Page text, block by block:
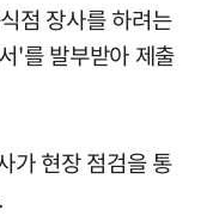
점 장사를 하려는
'를 발부받아 제출
가 현장 점검을 통